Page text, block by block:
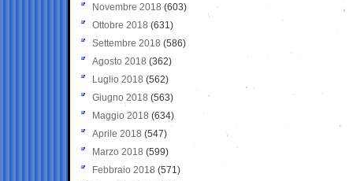
Novembre 2018 (603)
Ottobre 2018 (631)
Settembre 2018 (586)
Agosto 2018 (362)
Luglio 2018 (562)
Giugno 2018 (563)
Maggio 2018 (634)
Aprile 2018 (547)
Marzo 2018 (599)
Febbraio 2018 (571)